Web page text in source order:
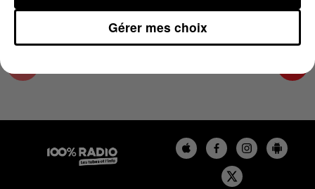
Gérer mes choix